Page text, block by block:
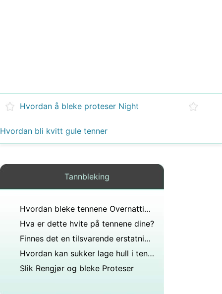
Hvordan å bleke proteser Night
Hvordan bli kvitt gule tenner
Tannbleking
Hvordan bleke tennene Overnatting på Hjem
Hva er dette hvite på tennene dine?
Finnes det en tilsvarende erstatning for Prepulcid overdreven spytt?
Hvordan kan sukker lage hull i tennene dine?
Slik Rengjør og bleke Proteser